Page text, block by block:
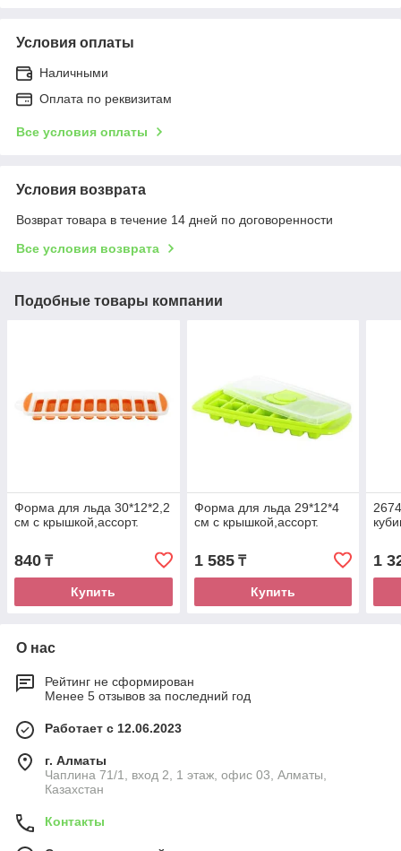
Условия оплаты
Наличными
Оплата по реквизитам
Все условия оплаты
Условия возврата
Возврат товара в течение 14 дней по договоренности
Все условия возврата
Подобные товары компании
Форма для льда 30*12*2,2
см с крышкой,ассорт.
840 ₸
Купить
Форма для льда 29*12*4
см с крышкой,ассорт.
1 585₸
Купить
1
О нас
Рейтинг не сформирован
Менее 5 отзывов за последний год
Работает с 12.06.2023
г. Алматы
Чаплина 71/1, вход 2, 1 этаж, офис 03, Алматы,
Казахстан
Контакты